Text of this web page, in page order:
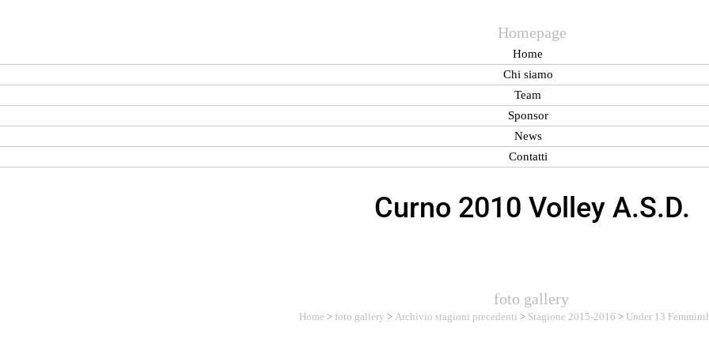
Homepage
Home
Chi siamo
Team
Sponsor
News
Contatti
Curno 2010 Volley A.S.D.
foto gallery
Home > foto gallery >Archivio stagioni precedenti > Stagione 2015-2016 > Under 13